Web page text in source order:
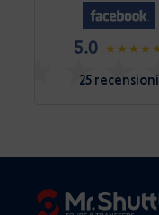
5.0
25 recensioni